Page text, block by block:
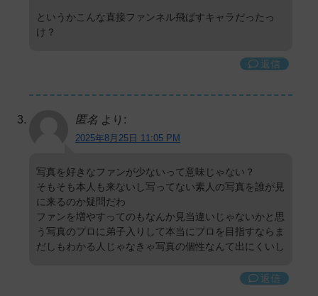
というかこんな直接ファンネル飛ばすキャラだったっ
け？
返信
匿名 より:
2025年8月25日 11:05 PM
写真を好きなファンが少ないって意味じゃない？
そもそも本人も来ないし写ってない素人の写真を誰が見
に来るのか疑問だわ
ファンを増やすってのもなんか見当違いじゃないかと思
う写真のプロに弟子入りして本当にプロを目指すならま
だしもわかる人じゃなきゃ写真の個性なんて出にくいし
返信